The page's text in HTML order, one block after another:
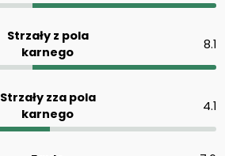
Strzały z pola
karnego
8.1
Strzały zza pola
karnego
4.1